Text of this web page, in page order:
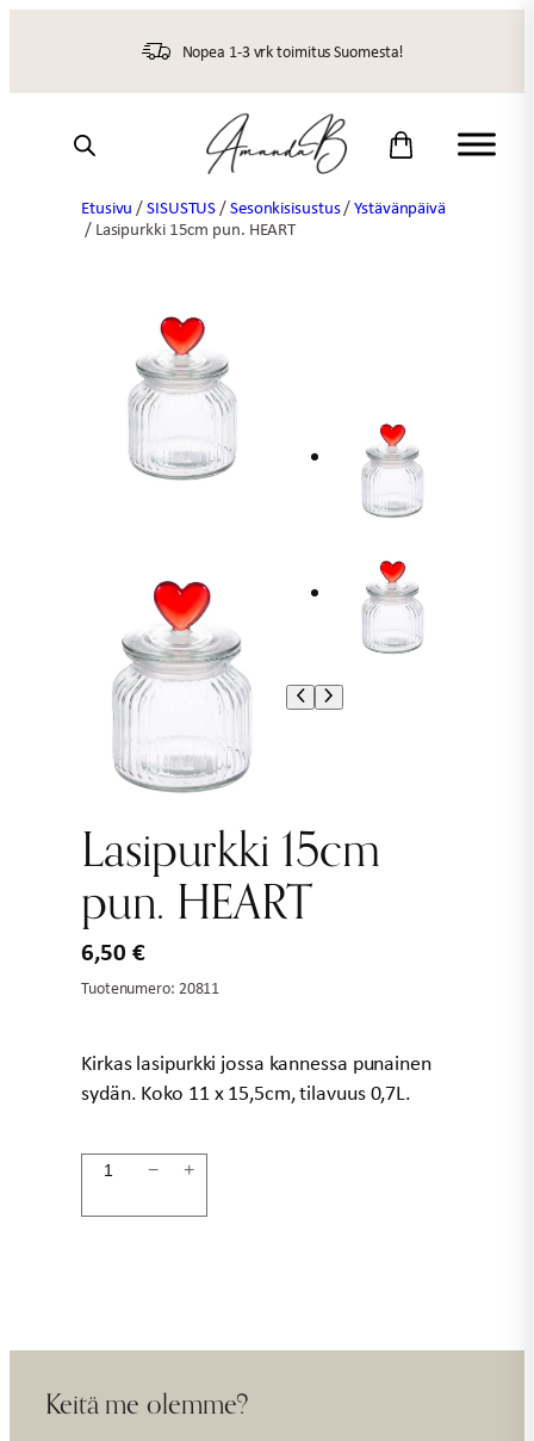
Nopea 1-3 vrk toimitus Suomesta!
Etusivu /SISUSTUS/Sesonkisisustus/Ystävänpäivä
/ Lasipurkki 15cm pun. HEART
Lasipurkki 15cm
pun. HEART
6,50 €
Tuotenumero: 20811
Kirkas lasipurkki jossa kannessa punainen
sydän. Koko 11 x 15,5cm, tilavuus 0,7L.
Lasipurkki
− +
Keitä me olemme?